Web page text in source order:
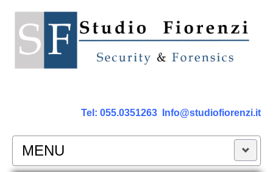
Tel: 055.0351263 Info@studiofiorenzi.it
MENU